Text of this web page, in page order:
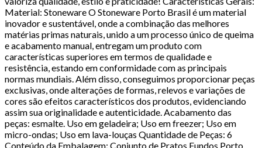
Material: Stoneware O Stoneware Porto Brasil é um material
inovador e sustentável, onde a combinação das melhores
matérias primas naturais, unido a um processo único de queima
e acabamento manual, entregam um produto com
características superiores em termos de qualidade e
resistência, estando em conformidade com as principais
normas mundiais. Além disso, conseguimos proporcionar peças
exclusivas, onde alterações de formas, relevos e variações de
cores são efeitos característicos dos produtos, evidenciando
assim sua originalidade e autenticidade. Acabamento das
peças: esmalte. Uso em geladeira; Uso em freezer; Uso em
micro-ondas; Uso em lava-louças Quantidade de Peças: 6
Conteúdo da Embalagem: Conjunto de Pratos Fundos Porto